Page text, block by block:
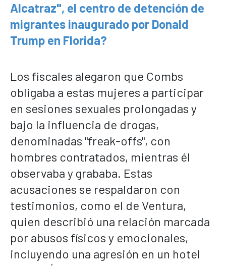
Alcatraz", el centro de detención de
migrantes inaugurado por Donald
Trump en Florida?
Los fiscales alegaron que Combs
obligaba a estas mujeres a participar
en sesiones sexuales prolongadas y
bajo la influencia de drogas,
denominadas "freak-offs", con
hombres contratados, mientras él
observaba y grababa. Estas
acusaciones se respaldaron con
testimonios, como el de Ventura,
quien describió una relación marcada
por abusos físicos y emocionales,
incluyendo una agresión en un hotel